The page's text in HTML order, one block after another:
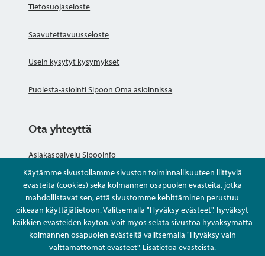
Käytämme sivustollamme sivuston toiminnallisuuteen liittyviä
evästeitä (cookies) sekä kolmannen osapuolen evästeitä, jotka
mahdollistavat sen, että sivustomme kehittäminen perustuu
oikeaan käyttäjätietoon. Valitsemalla "Hyväksy evästeet", hyväksyt
kaikkien evästeiden käytön. Voit myös selata sivustoa hyväksymättä
kolmannen osapuolen evästeitä valitsemalla "Hyväksy vain
välttämättömät evästeet". Lisätietoa evästeistä.
Tietosuojaseloste
Saavutettavuusseloste
Usein kysytyt kysymykset
Puolesta-asiointi Sipoon Oma asioinnissa
Ota yhteyttä
Asiakaspalvelu SipooInfo
Anna palautetta nimettömästi
Kysy tai asioi
Yhteystiedot